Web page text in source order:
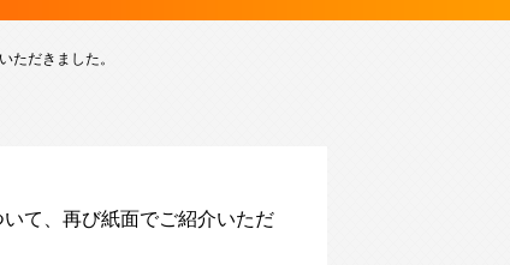
ただきました。
いて、再び紙面でご紹介いただ